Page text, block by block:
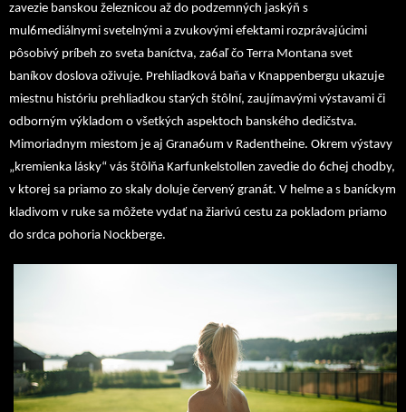
zavezie banskou železnicou až do podzemných jaskýň s
mul6mediálnymi svetelnými a zvukovými efektami rozprávajúcimi
pôsobivý príbeh zo sveta baníctva, za6aľ čo Terra Montana svet
baníkov doslova oživuje. Prehliadková baňa v Knappenbergu ukazuje
miestnu históriu prehliadkou starých štôlní, zaujímavými výstavami či
odborným výkladom o všetkých aspektoch banského dedičstva.
Mimoriadnym miestom je aj Grana6um v Radentheine. Okrem výstavy
„kremienka lásky“ vás štôlňa Karfunkelstollen zavedie do 6chej chodby,
v ktorej sa priamo zo skaly doluje červený granát. V helme a s baníckym
kladivom v ruke sa môžete vydať na žiarivú cestu za pokladom priamo
do srdca pohoria Nockberge.